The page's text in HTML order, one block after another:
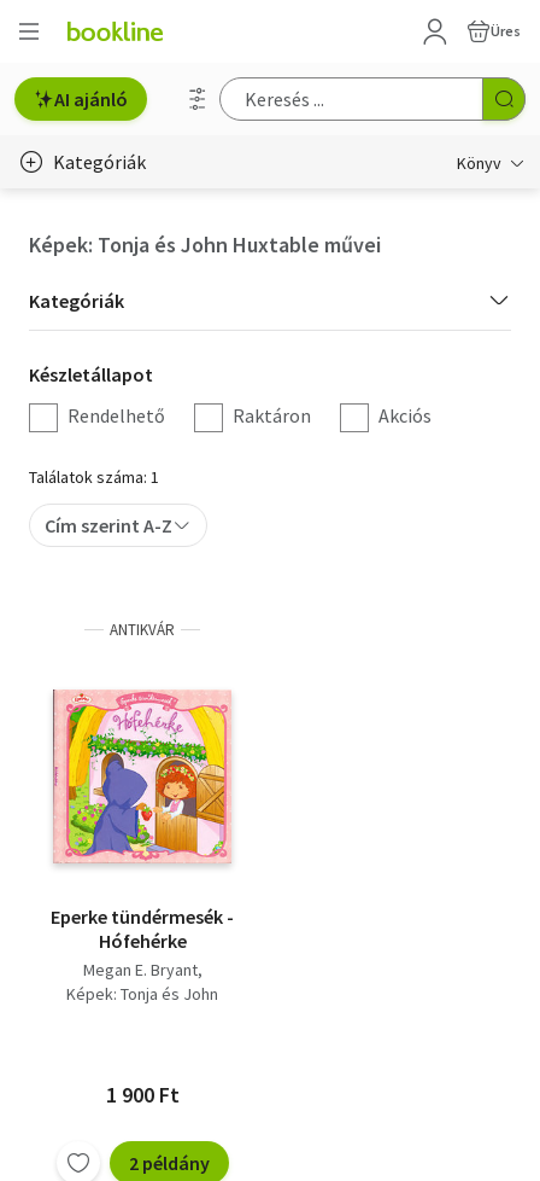
Üres
AI ajánló
Kategóriák Könyv
Hobbi, szabadidő
Irodalom
Művészet
Szakkönyv
Tankönyv, segédkönyv
Társadalomtudomány
Természettudomány
Történelem
Vallás
Képek: Tonja és John Huxtable művei
Kategória
szűrés
Kategóriák
Készletállapot
szűrés
Készletállapot
Rendelhető
Raktáron Akciós
Találatok száma: 1
Cím szerint A-Z
ANTIKVÁR
Eperke tündérmesék -
Hófehérke
Megan E. Bryant
Képek: Tonja és John
1 900 Ft
2 példány